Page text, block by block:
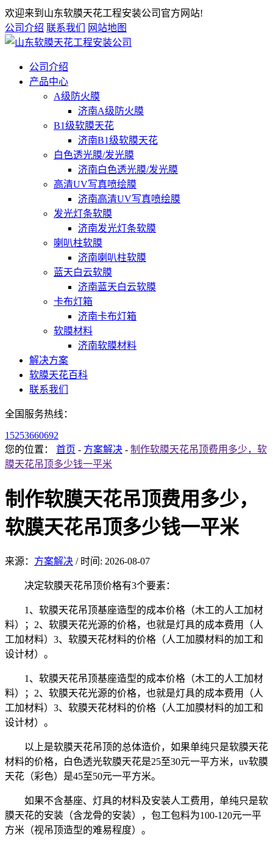
欢迎来到山东软膜天花工程安装公司官方网站!
公司介绍 联系我们 网站地图
公司介绍
产品中心
A级防火膜
济南A级防火膜
B1级软膜天花
济南B1级软膜天花
白色透光膜/发光膜
济南白色透光膜/发光膜
高清UV写真喷绘膜
济南高清UV写真喷绘膜
发光灯条软膜
济南发光灯条软膜
喇叭柱软膜
济南喇叭柱软膜
蓝天白云软膜
济南蓝天白云软膜
卡布灯箱
济南卡布灯箱
软膜材料
济南软膜材料
解决方案
软膜天花百科
联系我们
全国服务热线：
15253660692
您的位置： 首页 - 方案解决 - 制作软膜天花吊顶费用多少，软
膜天花吊顶多少钱一平米
制作软膜天花吊顶费用多少，
软膜天花吊顶多少钱一平米
来源： 方案解决 / 时间: 2026-08-07
决定软膜天花吊顶价格有3个要素：
1、软膜天花吊顶基座造型的成本价格（木工的人工加材
料）；2、软膜天花光源的价格，也就是灯具的成本费用（人
工加材料）3、软膜天花材料的价格（人工加膜材料的加工和
设计材）。
1、软膜天花吊顶基座造型的成本价格（木工的人工加材
料）；2、软膜天花光源的价格，也就是灯具的成本费用（人
工加材料）3、软膜天花材料的价格（人工加膜材料的加工和
设计材）。
以上是软膜天花吊顶的总体造价，如果单纯只是软膜天花
材料的价格，白色透光软膜天花是25至30元一平方米，uv软膜
天花（彩色）是45至50元一平方米。
如果不含基座、灯具的材料及安装人工费用，单纯只是软
膜天花的安装（含龙骨的安装），包工包料为100-120元一平
方米（视吊顶造型的难易程度）。